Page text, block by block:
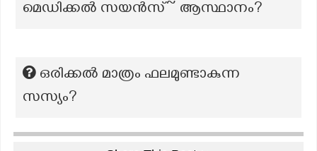
മെഡിക്കൽ സയൻസ്‌~ ആസ്ഥാനം?
ഒരിക്കൽ മാത്രം ഫലമുണ്ടാകുന്ന
സസ്യം?